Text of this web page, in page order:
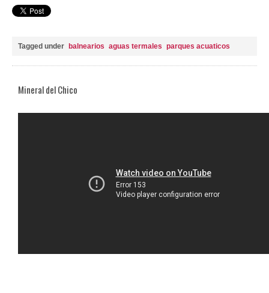
Tagged under balnearios aguas termales parques acuaticos
Mineral del Chico